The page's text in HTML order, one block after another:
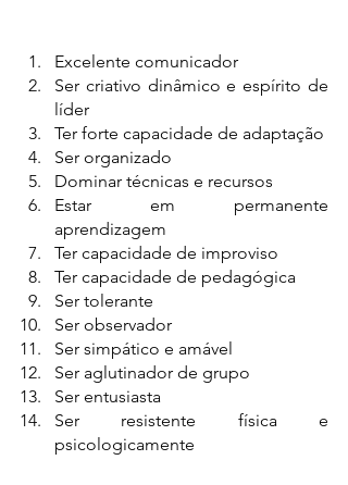
Excelente comunicador
Ser criativo dinâmico e espírito de
líder
Ter forte capacidade de adaptação
Ser organizado
Dominar técnicas e recursos
Estar em permanente
aprendizagem
Ter capacidade de improviso
Ter capacidade de pedagógica
Ser tolerante
Ser observador
Ser simpático e amável
Ser aglutinador de grupo
Ser entusiasta
Ser resistente física e
psicologicamente